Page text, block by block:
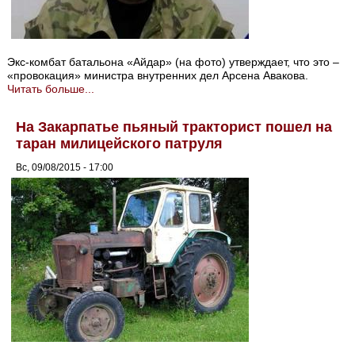
Экс-комбат батальона «Айдар» (на фото) утверждает, что это –
«провокация» министра внутренних дел Арсена Авакова.
Читать больше...
На Закарпатье пьяный тракторист пошел на
таран милицейского патруля
Вс, 09/08/2015 - 17:00